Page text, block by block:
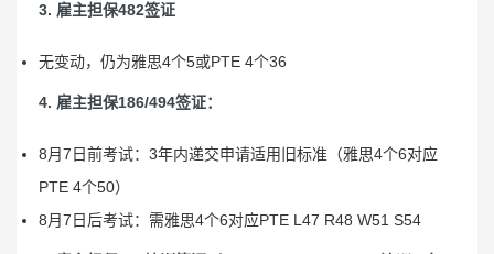
3. 雇主担保482签证
无变动，仍为雅思4个5或PTE 4个36
4. 雇主担保186/494签证：
8月7日前考试：3年内递交申请适用旧标准（雅思4个6对应
PTE 4个50）
8月7日后考试：需雅思4个6对应PTE L47 R48 W51 S54